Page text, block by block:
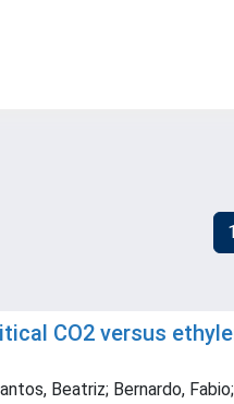
1
CO2 versus
Beatriz; Bernardo,